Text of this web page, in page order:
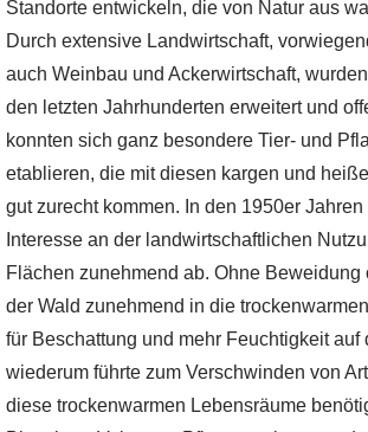
Standorte entwickeln, die von Natur aus
Durch extensive Landwirtschaft,
auch Weinbau und Ackerwirtschaft,
den letzten Jahrhunderten erweitert und
konnten sich ganz besondere Tier- und
etablieren, die mit diesen kargen und
gut zurecht kommen. In den 1950er
Interesse an der landwirtschaftlichen
Flächen zunehmend ab. Ohne Beweidung
der Wald zunehmend in die
für Beschattung und mehr Feuchtigkeit auf
wiederum führte zum Verschwinden von
diese trockenwarmen Lebensräume